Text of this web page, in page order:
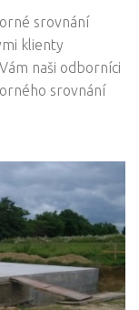
srovnání
klienty
naši odborníci
srovnání